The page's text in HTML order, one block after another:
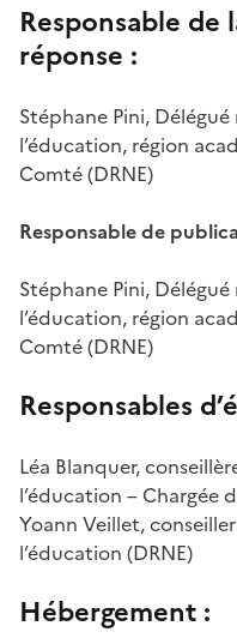
Responsable
réponse :
Stéphane Pini,
l’éducation, région
Comté (DRNE)
Responsable de
Stéphane Pini,
l’éducation, région
Comté (DRNE)
Responsables
Léa Blanquer,
l’éducation – Chargée
Yoann Veillet,
l’éducation (DRNE)
Hébergement :